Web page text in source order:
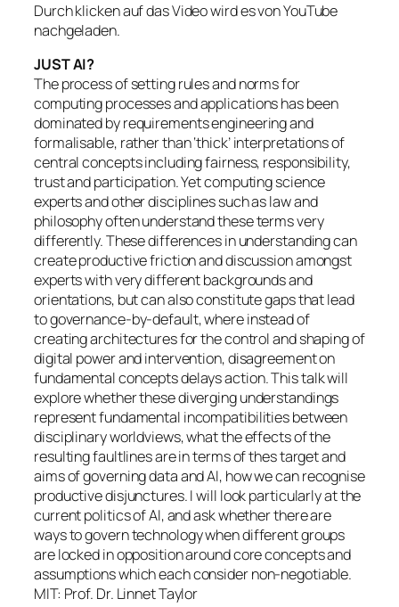
Durch klicken auf das Video wird es von YouTube
nachgeladen.
JUST AI?
The process of setting rules and norms for
computing processes and applications has been
dominated by requirements engineering and
formalisable, rather than ‘thick’ interpretations of
central concepts including fairness, responsibility,
trust and participation. Yet computing science
experts and other disciplines such as law and
philosophy often understand these terms very
differently. These differences in understanding can
create productive friction and discussion amongst
experts with very different backgrounds and
orientations, but can also constitute gaps that lead
to governance-by-default, where instead of
creating architectures for the control and shaping of
digital power and intervention, disagreement on
fundamental concepts delays action. This talk will
explore whether these diverging understandings
represent fundamental incompatibilities between
disciplinary worldviews, what the effects of the
resulting faultlines are in terms of thes target and
aims of governing data and AI, how we can recognise
productive disjunctures. I will look particularly at the
current politics of AI, and ask whether there are
ways to govern technology when different groups
are locked in opposition around core concepts and
assumptions which each consider non-negotiable.
MIT: Prof. Dr. Linnet Taylor